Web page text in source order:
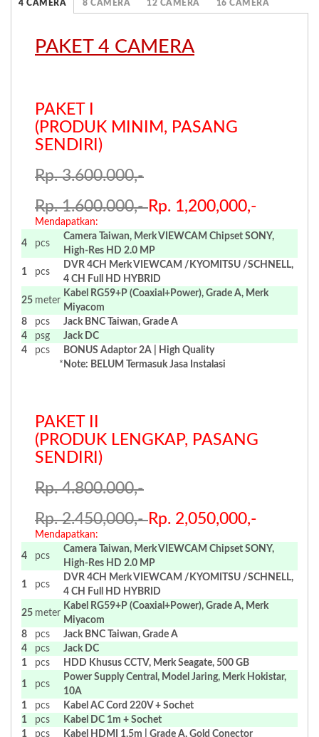
4 CAMERA 8 CAMERA 12 CAMERA 16 CAMERA
PAKET 4 CAMERA
PAKET I
(PRODUK MINIM, PASANG
SENDIRI)
Rp. 3.600.000,-
Rp. 1.600.000,-Rp. 1,200,000,-
Mendapatkan:
4 pcs
Camera Taiwan, Merk VIEWCAM Chipset SONY,
High-Res HD 2.0 MP
1 pcs
DVR 4CH Merk VIEWCAM /KYOMITSU /SCHNELL,
4 CH Full HD HYBRID
25 meter
Kabel RG59+P (Coaxial+Power), Grade A, Merk
Miyacom
8
pcs
Jack BNC Taiwan, Grade A
4
psg
Jack DC
4
pcs
BONUS Adaptor 2A | High Quality
* Note: BELUM Termasuk Jasa Instalasi
PAKET II
(PRODUK LENGKAP, PASANG
SENDIRI)
Rp. 4.800.000,-
Rp. 2.450,000,-Rp. 2,050,000,-
Mendapatkan:
4 pcs
Camera Taiwan, Merk VIEWCAM Chipset SONY,
High-Res HD 2.0 MP
1 pcs
DVR 4CH Merk VIEWCAM /KYOMITSU /SCHNELL,
4 CH Full HD HYBRID
25 meter
Kabel RG59+P (Coaxial+Power), Grade A, Merk
Miyacom
8
pcs
Jack BNC Taiwan, Grade A
4
pcs
Jack DC
1
pcs HDD Khusus CCTV, Merk Seagate, 500 GB
1 pcs
Power Supply Central, Model Jaring, Merk Hokistar,
10A
1
pcs
Kabel AC Cord 220V + Sochet
1
pcs
Kabel DC 1m + Sochet
1
pcs Kabel HDMI 1,5m | Grade A, Gold Conector